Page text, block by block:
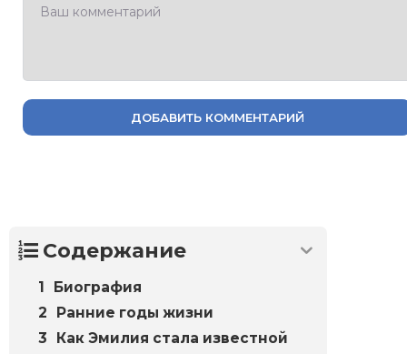
ДОБАВИТЬ КОММЕНТАРИЙ
Содержание
Биография
Ранние годы жизни
Как Эмилия стала известной